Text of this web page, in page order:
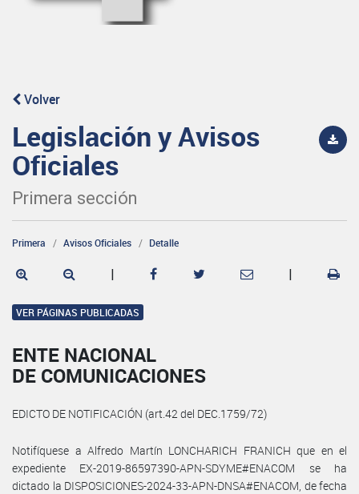
Volver
Legislación y Avisos
Oficiales
Primera sección
Primera Avisos Oficiales Detalle
| |
VER PÁGINAS PUBLICADAS
ENTE NACIONAL
DE COMUNICACIONES
EDICTO DE NOTIFICACIÓN (art.42 del DEC.1759/72)
Notifíquese a Alfredo Martín LONCHARICH FRANICH que en el
expediente EX-2019-86597390-APN-SDYME#ENACOM se ha
dictado la DISPOSICIONES-2024-33-APN-DNSA#ENACOM, de fecha